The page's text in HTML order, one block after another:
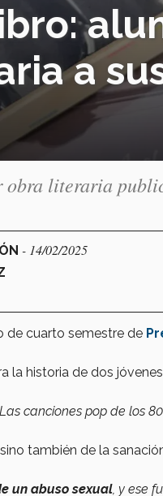
a
literaria
- 14/02/2025
de cuarto semestre de
la historia de dos
canciones pop de los
, sino también de la
un abuso sexual , y ese